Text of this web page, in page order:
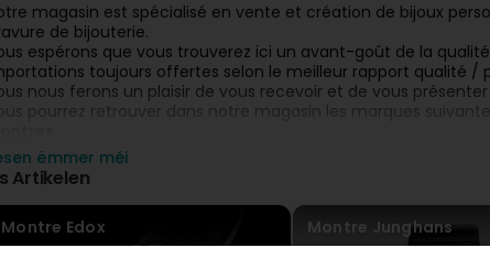
magasin est spécialisé en vente et création de bijoux
de bijouterie.
espérons que vous trouverez ici un avant-goût de la
toujours offertes selon le meilleur rapport qualité /
nous ferons un plaisir de vous recevoir et de vous
pourrez retrouver dans notre magasin les marques
Lacroix
ëmmer méi
Artikelen
Montre Edox Montre Junghans